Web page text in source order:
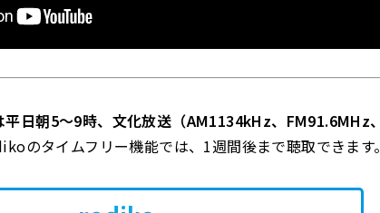
平日朝5～9時、文化放送（AM1134kHz、FM91.6MHz、
のタイムフリー機能では、1週間後まで聴取できます。